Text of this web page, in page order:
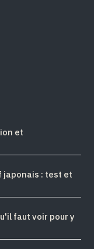
et
japonais : test et
faut voir pour y